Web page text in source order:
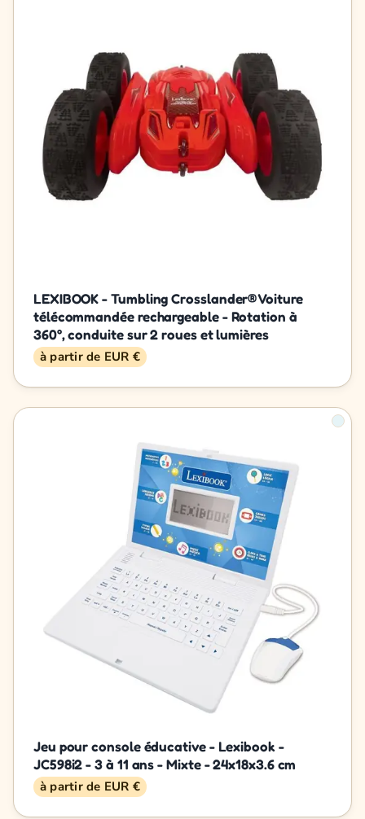
LEXIBOOK - Tumbling Crosslander® Voiture
télécommandée rechargeable - Rotation à
360°, conduite sur 2 roues et lumières
à partir de EUR €
Jeu pour console éducative - Lexibook -
JC598i2 - 3 à 11 ans - Mixte - 24x18x3.6 cm
à partir de EUR €